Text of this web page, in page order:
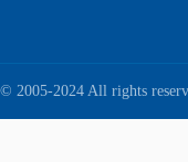
© 2005-2024 All rights